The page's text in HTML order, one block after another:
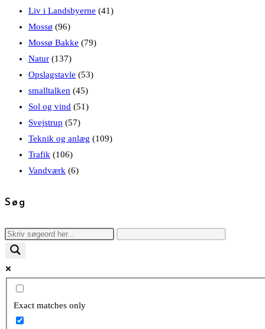
Liv i Landsbyerne (41)
Mossø (96)
Mossø Bakke (79)
Natur (137)
Opslagstavle (53)
smalltalken (45)
Sol og vind (51)
Svejstrup (57)
Teknik og anlæg (109)
Trafik (106)
Vandværk (6)
Søg
Exact matches only